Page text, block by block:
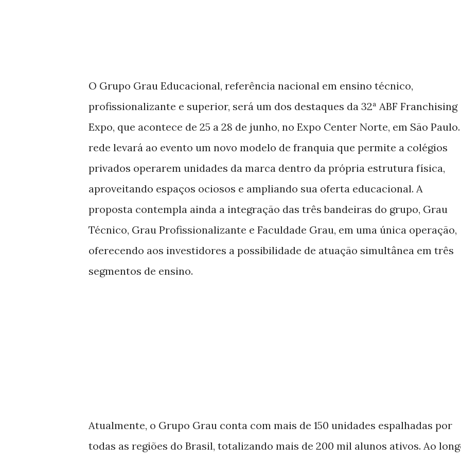
O Grupo Grau Educacional, referência nacional em ensino técnico,
profissionalizante e superior, será um dos destaques da 32ª ABF Franchising
Expo, que acontece de 25 a 28 de junho, no Expo Center Norte, em São
rede levará ao evento um novo modelo de franquia que permite a colégios
privados operarem unidades da marca dentro da própria estrutura física,
aproveitando espaços ociosos e ampliando sua oferta educacional. A
proposta contempla ainda a integração das três bandeiras do grupo, Grau
Técnico, Grau Profissionalizante e Faculdade Grau, em uma única operação,
oferecendo aos investidores a possibilidade de atuação simultânea em três
segmentos de ensino.
Atualmente, o Grupo Grau conta com mais de 150 unidades espalhadas por
todas as regiões do Brasil, totalizando mais de 200 mil alunos ativos. Ao